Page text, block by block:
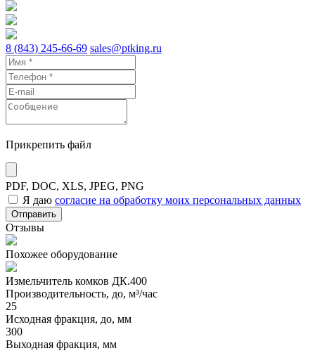
8 (843) 245-66-69 sales@ptking.ru
Прикрепить файл
PDF, DOC, XLS, JPEG, PNG
Я даю согласие на обработку моих персональных данных
Отправить
Отзывы
Похожее оборудование
Измельчитель комков ДК.400
Производительность, до, м³/час
25
Исходная фракция, до, мм
300
Выходная фракция, мм